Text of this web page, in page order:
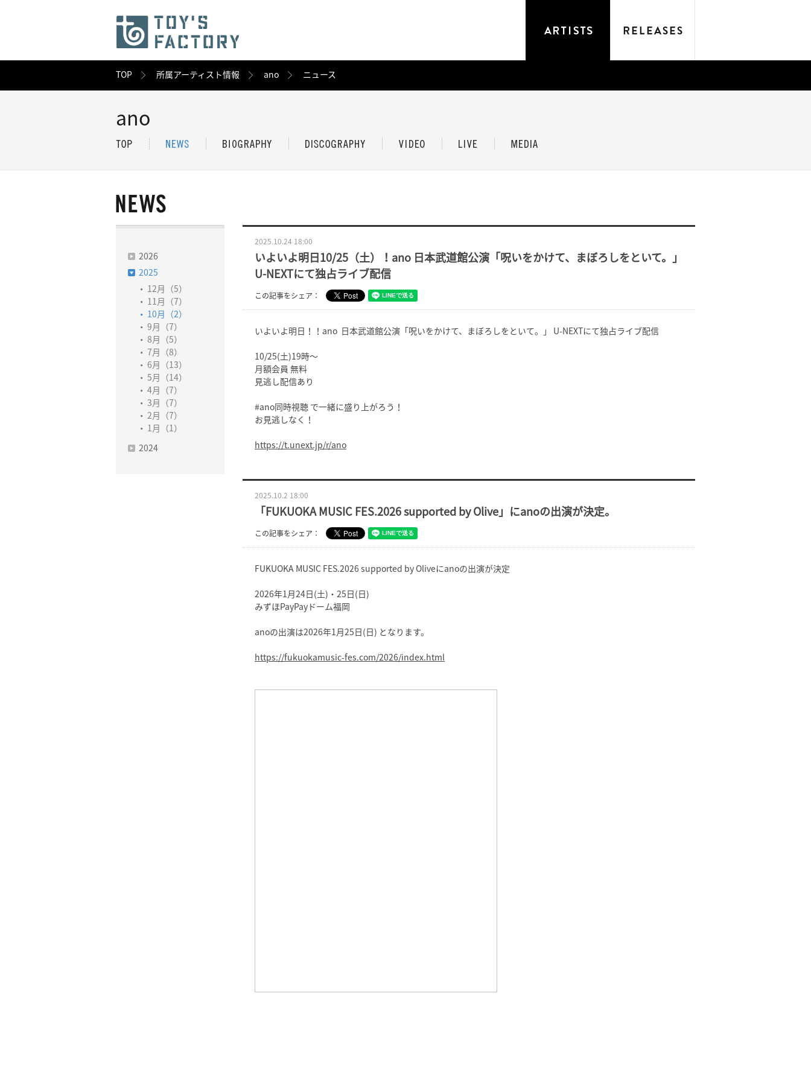
TOP 所属アーティスト情報 ano ニュース
ano
2026
2025
12月（5）
11月（7）
10月（2）
9月（7）
8月（5）
7月（8）
6月（13）
5月（14）
4月（7）
3月（7）
2月（7）
1月（1）
2024
2025.10.24 18:00
いよいよ明日10/25（土）！ano 日本武道館公演「呪いをかけて、まぼろしをといて。」
U-NEXTにて独占ライブ配信
この記事をシェア：
いよいよ明日！！ano 日本武道館公演「呪いをかけて、まぼろしをといて。」 U-NEXTにて独占ライブ配信
10/25(土)19時～
月額会員 無料
見逃し配信あり
#ano同時視聴 で一緒に盛り上がろう！
お見逃しなく！
https://t.unext.jp/r/ano
2025.10.2 18:00
「FUKUOKA MUSIC FES.2026 supported by Olive」にanoの出演が決定。
この記事をシェア：
FUKUOKA MUSIC FES.2026 supported by Oliveにanoの出演が決定
2026年1月24日(土)・25日(日)
みずほPayPayドーム福岡
anoの出演は2026年1月25日(日) となります。
https://fukuokamusic-fes.com/2026/index.html